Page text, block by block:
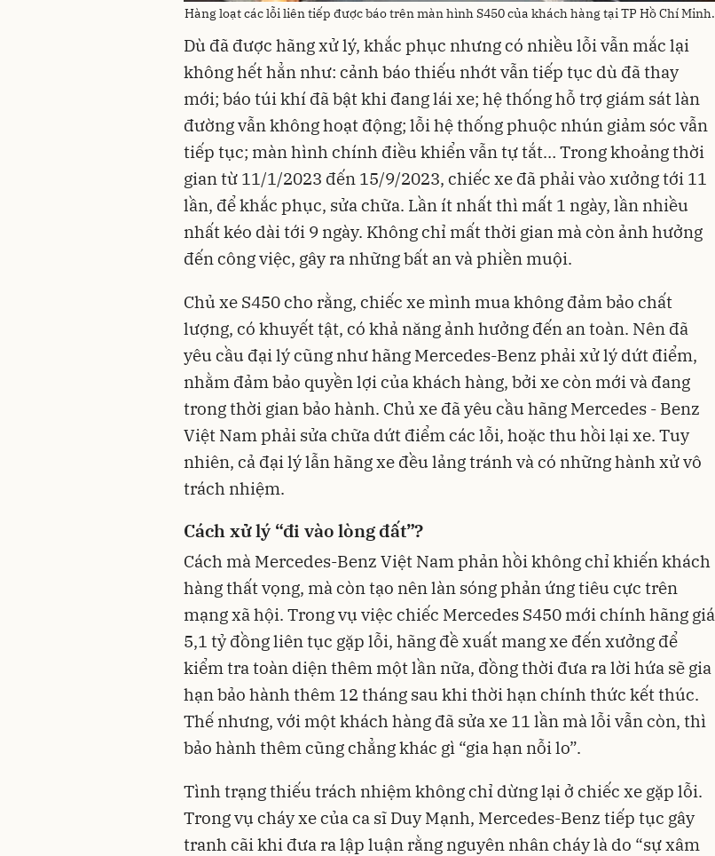
Hàng loạt các lỗi liên tiếp được báo trên màn hình S450 của khách hàng tại TP Hồ Chí Minh.
Dù đã được hãng xử lý, khắc phục nhưng có nhiều lỗi vẫn mắc lại
không hết hẳn như: cảnh báo thiếu nhớt vẫn tiếp tục dù đã thay
mới; báo túi khí đã bật khi đang lái xe; hệ thống hỗ trợ giám sát làn
đường vẫn không hoạt động; lỗi hệ thống phuộc nhún giảm sóc vẫn
tiếp tục; màn hình chính điều khiển vẫn tự tắt… Trong khoảng thời
gian từ 11/1/2023 đến 15/9/2023, chiếc xe đã phải vào xưởng tới 11
lần, để khắc phục, sửa chữa. Lần ít nhất thì mất 1 ngày, lần nhiều
nhất kéo dài tới 9 ngày. Không chỉ mất thời gian mà còn ảnh hưởng
đến công việc, gây ra những bất an và phiền muội.
Chủ xe S450 cho rằng, chiếc xe mình mua không đảm bảo chất
lượng, có khuyết tật, có khả năng ảnh hưởng đến an toàn. Nên đã
yêu cầu đại lý cũng như hãng Mercedes-Benz phải xử lý dứt điểm,
nhằm đảm bảo quyền lợi của khách hàng, bởi xe còn mới và đang
trong thời gian bảo hành. Chủ xe đã yêu cầu hãng Mercedes - Benz
Việt Nam phải sửa chữa dứt điểm các lỗi, hoặc thu hồi lại xe. Tuy
nhiên, cả đại lý lẫn hãng xe đều lảng tránh và có những hành xử vô
trách nhiệm.
Cách xử lý “đi vào lòng đất”?
Cách mà Mercedes-Benz Việt Nam phản hồi không chỉ khiến khách
hàng thất vọng, mà còn tạo nên làn sóng phản ứng tiêu cực trên
mạng xã hội. Trong vụ việc chiếc Mercedes S450 mới chính hãng giá
5,1 tỷ đồng liên tục gặp lỗi, hãng đề xuất mang xe đến xưởng để
kiểm tra toàn diện thêm một lần nữa, đồng thời đưa ra lời hứa sẽ gia
hạn bảo hành thêm 12 tháng sau khi thời hạn chính thức kết thúc.
Thế nhưng, với một khách hàng đã sửa xe 11 lần mà lỗi vẫn còn, thì
bảo hành thêm cũng chẳng khác gì “gia hạn nỗi lo”.
Tình trạng thiếu trách nhiệm không chỉ dừng lại ở chiếc xe gặp lỗi.
Trong vụ cháy xe của ca sĩ Duy Mạnh, Mercedes-Benz tiếp tục gây
tranh cãi khi đưa ra lập luận rằng nguyên nhân cháy là do “sự xâm